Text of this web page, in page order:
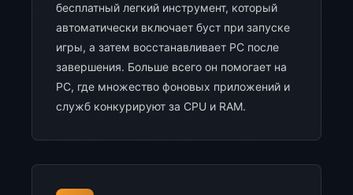
бесплатный легкий инструмент, который
автоматически включает буст при запуске
игры, а затем восстанавливает PC после
завершения. Больше всего он помогает на
PC, где множество фоновых приложений и
служб конкурируют за CPU и RAM.